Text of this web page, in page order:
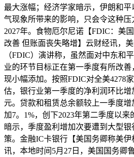
最大涨幅；经济学家暗示，伊朗和
气现象所带来的影响，只会令这种
2027年。食物厄尔尼诺【FDIC：美
改善 但账面丧失略增】云财经讯，
（FDIC）演讲称，虽然面对中东和
业的环节目标正在第一季度有所改
现小幅添加。按照FDIC对全美4278
估，银行业第一季度的净利润环比增
元。贷款和租赁总余额较上一季度增
加7。1%，创下2023年第二季度以
暗示，季度盈利增加次要遭到大型
策。金融IC卡银行【美国务卿称美
讯，本地时间5月27日，美国国务卿